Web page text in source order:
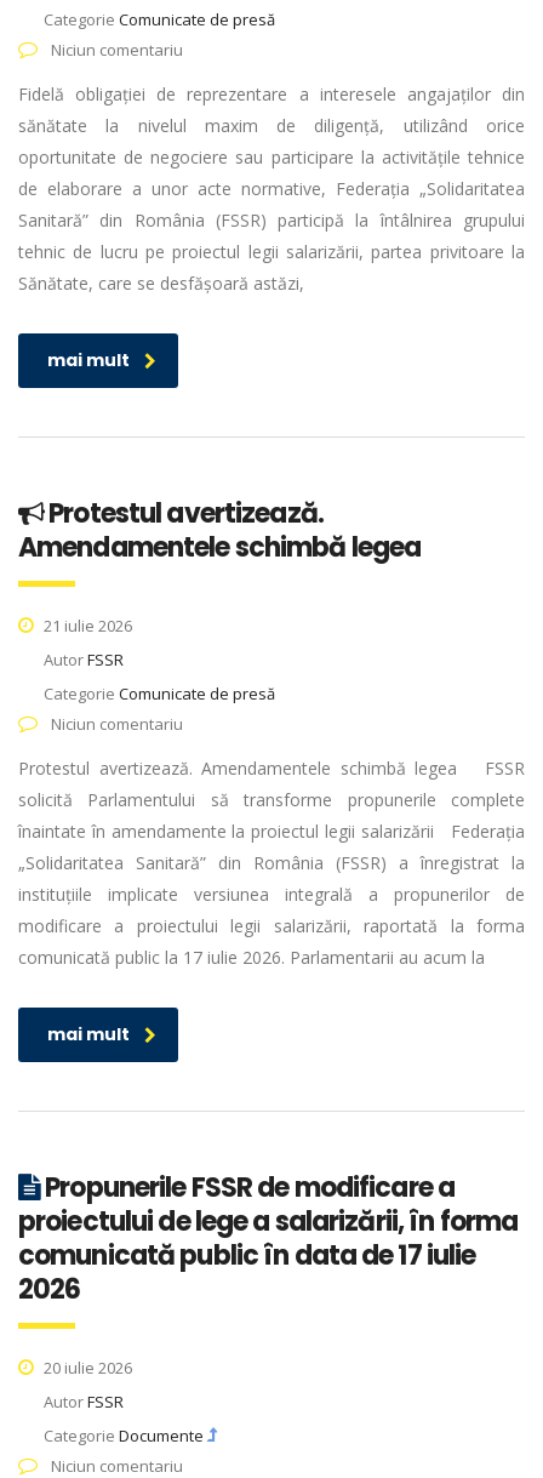
Categorie Comunicate de presă
Niciun comentariu
Fidelă obligației de reprezentare a interesele angajaților din
sănătate la nivelul maxim de diligență, utilizând orice
oportunitate de negociere sau participare la activitățile tehnice
de elaborare a unor acte normative, Federația „Solidaritatea
Sanitară” din România (FSSR) participă la întâlnirea grupului
tehnic de lucru pe proiectul legii salarizării, partea privitoare la
Sănătate, care se desfășoară astăzi,
mai mult
Protestul avertizează.
Amendamentele schimbă legea
21 iulie 2026
AutorFSSR
Categorie Comunicate de presă
Niciun comentariu
Protestul avertizează. Amendamentele schimbă legea FSSR
solicită Parlamentului să transforme propunerile complete
înaintate în amendamente la proiectul legii salarizării Federația
„Solidaritatea Sanitară” din România (FSSR) a înregistrat la
instituțiile implicate versiunea integrală a propunerilor de
modificare a proiectului legii salarizării, raportată la forma
comunicată public la 17 iulie 2026. Parlamentarii au acum la
mai mult
Propunerile FSSR de modificare a
proiectului de lege a salarizării, în forma
comunicată public în data de 17 iulie
2026
20 iulie 2026
AutorFSSR
Categorie Documente
Niciun comentariu